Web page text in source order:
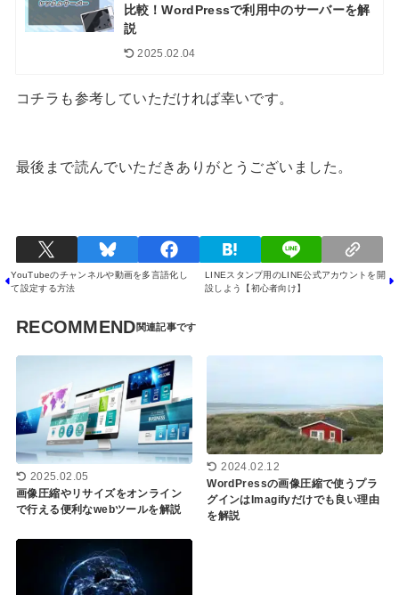
比較！WordPressで利用中のサーバーを解
説
2025.02.04
コチラも参考していただければ幸いです。
最後まで読んでいただきありがとうございました。
LINEスタンプ用のLINE公式アカウントを開
設しよう【初心者向け】
YouTubeのチャンネルや動画を多言語化し
て設定する方法
RECOMMEND
2025.02.05
画像圧縮やリサイズをオンライン
で行える便利なwebツールを解説
2024.02.12
WordPressの画像圧縮で使うプラ
グインはImagifyだけでも良い理由
を解説